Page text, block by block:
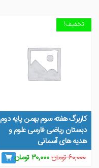
تخفیف!
کاربرگ هفته سوم بهمن پایه دوم
دبستان ریاضی فارسی علوم و
هدیه های آسمانی
۶۰,۰۰۰تومانقیمت
۳۰,۰۰۰تومان قیمت